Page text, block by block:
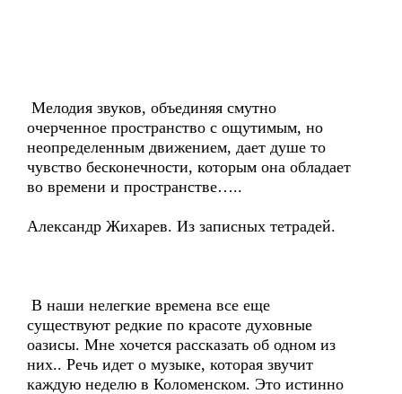
Мелодия звуков, объединяя смутно
очерченное пространство с ощутимым, но
неопределенным движением, дает душе то
чувство бесконечности, которым она обладает
во времени и пространстве…..
Александр Жихарев. Из записных тетрадей.
В наши нелегкие времена все еще
существуют редкие по красоте духовные
оазисы. Мне хочется рассказать об одном из
них.. Речь идет о музыке, которая звучит
каждую неделю в Коломенском. Это истинно